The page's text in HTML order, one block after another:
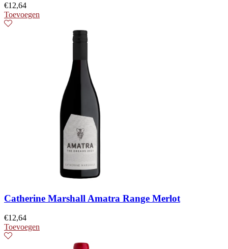
€12,64
Toevoegen
Catherine Marshall Amatra Range Merlot
€12,64
Toevoegen